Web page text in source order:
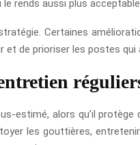
rends aussi plus
Certaines
et de prioriser les postes qui
estimé, alors qu’il
les gouttières,